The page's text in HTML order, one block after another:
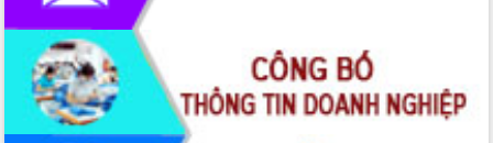
Đắk Lắk phát động hưởng ứng Ngày
Quyền của người tiêu dùng Việt Nam
2026
Đẩy mạnh cải cách hành chính, quyết
tâm đạt được mục tiêu tăng trưởng
hai con số trong năm 2026